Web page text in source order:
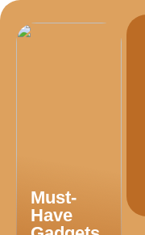
Must-
Have